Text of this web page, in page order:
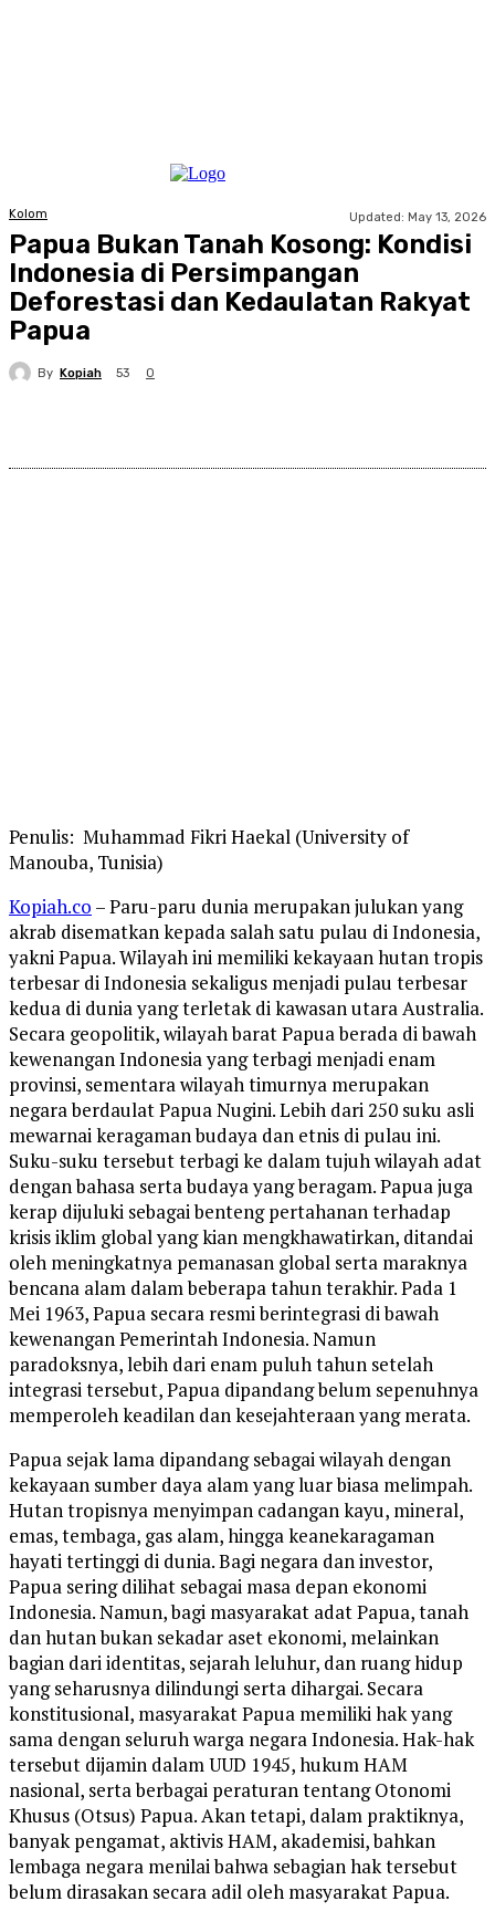
Kolom Updated: May 13, 2026
Papua Bukan Tanah Kosong: Kondisi
Indonesia di Persimpangan
Deforestasi dan Kedaulatan Rakyat
Papua
By Kopiah 53 0
Penulis: Muhammad Fikri Haekal (University of
Manouba, Tunisia)
Kopiah.co – Paru-paru dunia merupakan julukan yang
akrab disematkan kepada salah satu pulau di Indonesia,
yakni Papua. Wilayah ini memiliki kekayaan hutan tropis
terbesar di Indonesia sekaligus menjadi pulau terbesar
kedua di dunia yang terletak di kawasan utara Australia.
Secara geopolitik, wilayah barat Papua berada di bawah
kewenangan Indonesia yang terbagi menjadi enam
provinsi, sementara wilayah timurnya merupakan
negara berdaulat Papua Nugini. Lebih dari 250 suku asli
mewarnai keragaman budaya dan etnis di pulau ini.
Suku-suku tersebut terbagi ke dalam tujuh wilayah adat
dengan bahasa serta budaya yang beragam. Papua juga
kerap dijuluki sebagai benteng pertahanan terhadap
krisis iklim global yang kian mengkhawatirkan, ditandai
oleh meningkatnya pemanasan global serta maraknya
bencana alam dalam beberapa tahun terakhir. Pada 1
Mei 1963, Papua secara resmi berintegrasi di bawah
kewenangan Pemerintah Indonesia. Namun
paradoksnya, lebih dari enam puluh tahun setelah
integrasi tersebut, Papua dipandang belum sepenuhnya
memperoleh keadilan dan kesejahteraan yang merata.
Papua sejak lama dipandang sebagai wilayah dengan
kekayaan sumber daya alam yang luar biasa melimpah.
Hutan tropisnya menyimpan cadangan kayu, mineral,
emas, tembaga, gas alam, hingga keanekaragaman
hayati tertinggi di dunia. Bagi negara dan investor,
Papua sering dilihat sebagai masa depan ekonomi
Indonesia. Namun, bagi masyarakat adat Papua, tanah
dan hutan bukan sekadar aset ekonomi, melainkan
bagian dari identitas, sejarah leluhur, dan ruang hidup
yang seharusnya dilindungi serta dihargai. Secara
konstitusional, masyarakat Papua memiliki hak yang
sama dengan seluruh warga negara Indonesia. Hak-hak
tersebut dijamin dalam UUD 1945, hukum HAM
nasional, serta berbagai peraturan tentang Otonomi
Khusus (Otsus) Papua. Akan tetapi, dalam praktiknya,
banyak pengamat, aktivis HAM, akademisi, bahkan
lembaga negara menilai bahwa sebagian hak tersebut
belum dirasakan secara adil oleh masyarakat Papua.